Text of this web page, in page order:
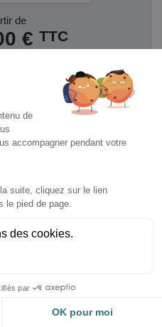
de
€ TTC
AU PANIER
CM18F.N10 /
m² à 50 m².
- COP : 3.30 / A